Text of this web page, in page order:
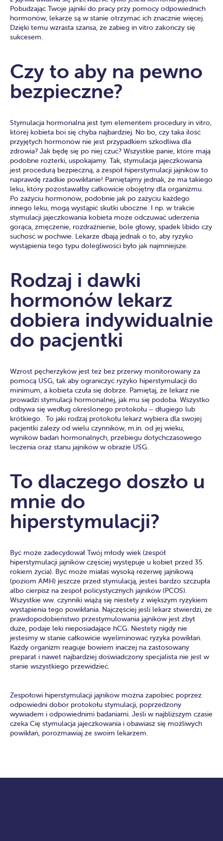
Pobudzając Twoje jajniki do pracy przy pomocy odpowiednich
hormonów, lekarze są w stanie otrzymać ich znacznie więcej.
Dzięki temu wzrasta szansa, że zabieg in vitro zakończy się
sukcesem.
Czy to aby na pewno
bezpieczne?
Stymulacja hormonalna jest tym elementem procedury in vitro,
której kobieta boi się chyba najbardziej. No bo, czy taka ilość
przyjętych hormonów nie jest przypadkiem szkodliwa dla
zdrowia? Jak będę się po niej czuć? Wszystkie panie, które mają
podobne rozterki, uspokajamy. Tak, stymulacja jajeczkowania
jest procedurą bezpieczną, a zespół hiperstymulacji jajników to
naprawdę rzadkie powikłanie! Pamiętajmy jednak, że ma takiego
leku, który pozostawałby całkowicie obojętny dla organizmu.
Po zażyciu hormonów, podobnie jak po zażyciu każdego
innego leku, mogą wystąpić skutki uboczne. I np. w trakcie
stymulacji jajeczkowania kobieta może odczuwać uderzenia
gorąca, zmęczenie, rozdrażnienie, bóle głowy, spadek libido czy
suchość w pochwie. Lekarze dbają jednak o to, aby ryzyko
wystąpienia tego typu dolegliwości było jak najmniejsze.
Rodzaj i dawki
hormonów lekarz
dobiera indywidualnie
do pacjentki
Wzrost pęcherzyków jest też bez przerwy monitorowany za
pomocą USG, tak aby ograniczyć ryzyko hiperstymulacji do
minimum, a kobieta czuła się dobrze. Pamiętaj, że lekarz nie
prowadzi stymulacji hormonalnej, jak mu się podoba. Wszystko
odbywa się według określonego protokołu – długiego lub
krótkiego. To jaki rodzaj protokołu lekarz wybiera dla swojej
pacjentki zależy od wielu czynników, m.in. od jej wieku,
wyników badań hormonalnych, przebiegu dotychczasowego
leczenia oraz stanu jajników w obrazie USG.
To dlaczego doszło u
mnie do
hiperstymulacji?
Być może zadecydował Twój młody wiek (zespół
hiperstymulacji jajników częściej występuje u kobiet przed 35.
rokiem życia). Być może miałaś wysoką rezerwę jajnikową
(poziom AMH) jeszcze przed stymulacją, jesteś bardzo szczupła
albo cierpisz na zespół policystycznych jajników (PCOS).
Wszystkie ww. czynniki wiążą się niestety z większym ryzykiem
wystąpienia tego powikłania. Najczęściej jeśli lekarz stwierdzi, że
prawdopodobieństwo przestymulowania jajników jest zbyt
duże, podaje leki nieposiadające hCG. Niestety nigdy nie
jesteśmy w stanie całkowicie wyeliminować ryzyka powikłań.
Każdy organizm reaguje bowiem inaczej na zastosowany
preparat i nawet najbardziej doświadczony specjalista nie jest w
stanie wszystkiego przewidzieć.
Zespołowi hiperstymulacji jajników można zapobiec poprzez
odpowiedni dobór protokołu stymulacji, poprzedzony
wywiadem i odpowiednimi badaniami. Jeśli w najbliższym czasie
czeka Cię stymulacja jajeczkowania i obawiasz się możliwych
powikłań, porozmawiaj ze swoim lekarzem.